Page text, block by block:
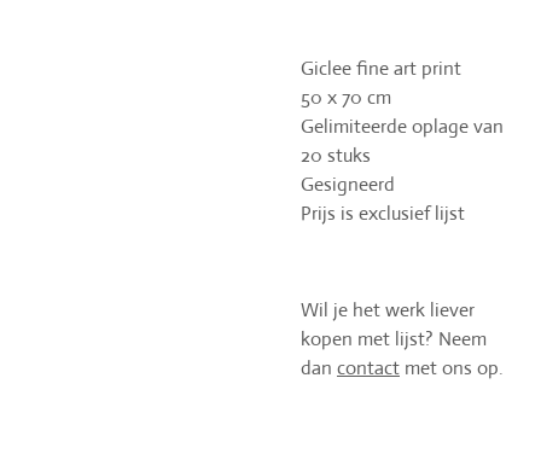
Giclee fine art print
50 x 70 cm
Gelimiteerde oplage van
20 stuks
Gesigneerd
Prijs is exclusief lijst
Wil je het werk liever
kopen met lijst? Neem
dan contact met ons op.